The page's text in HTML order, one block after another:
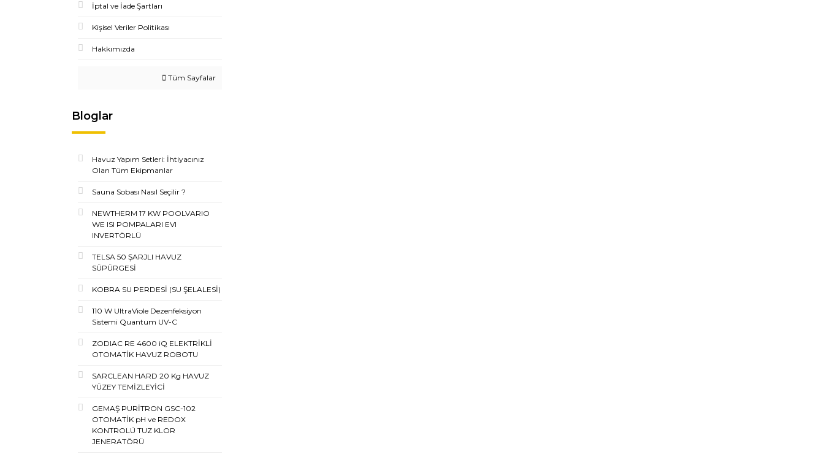
İptal ve İade Şartları
Kişisel Veriler Politikası
Hakkımızda
Tüm Sayfalar
Bloglar
Havuz Yapım Setleri: İhtiyacınız
Olan Tüm Ekipmanlar
Sauna Sobası Nasıl Seçilir ?
NEWTHERM 17 KW POOLVARIO
WE ISI POMPALARI EVI
INVERTÖRLÜ
TELSA 50 ŞARJLI HAVUZ
SÜPÜRGESİ
KOBRA SU PERDESİ (SU ŞELALESİ)
110 W UltraViole Dezenfeksiyon
Sistemi Quantum UV-C
ZODIAC RE 4600 iQ ELEKTRİKLİ
OTOMATİK HAVUZ ROBOTU
SARCLEAN HARD 20 Kg HAVUZ
YÜZEY TEMİZLEYİCİ
GEMAŞ PURİTRON GSC-102
OTOMATİK pH ve REDOX
KONTROLÜ TUZ KLOR
JENERATÖRÜ